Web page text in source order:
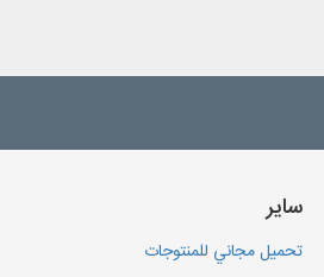
سایر
تحميل مجاني للمنتوجات